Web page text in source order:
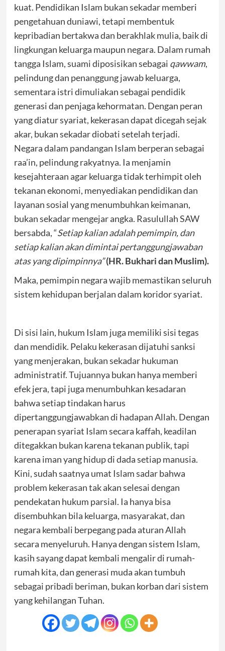
kuat. Pendidikan Islam bukan sekadar memberi
pengetahuan duniawi, tetapi membentuk
kepribadian bertakwa dan berakhlak mulia, baik di
lingkungan keluarga maupun negara. Dalam rumah
tangga Islam, suami diposisikan sebagai qawwam,
pelindung dan penanggung jawab keluarga,
sementara istri dimuliakan sebagai pendidik
generasi dan penjaga kehormatan. Dengan peran
yang diatur syariat, kekerasan dapat dicegah sejak
akar, bukan sekadar diobati setelah terjadi.
Negara dalam pandangan Islam berperan sebagai
raa’in, pelindung rakyatnya. Ia menjamin
kesejahteraan agar keluarga tidak terhimpit oleh
tekanan ekonomi, menyediakan pendidikan dan
layanan sosial yang menumbuhkan keimanan,
bukan sekadar mengejar angka. Rasulullah SAW
bersabda, “Setiap kalian adalah pemimpin, dan
setiap kalian akan dimintai pertanggungjawaban
atas yang dipimpinnya” (HR. Bukhari dan Muslim).
Maka, pemimpin negara wajib memastikan seluruh
sistem kehidupan berjalan dalam koridor syariat.
Di sisi lain, hukum Islam juga memiliki sisi tegas
dan mendidik. Pelaku kekerasan dijatuhi sanksi
yang menjerakan, bukan sekadar hukuman
administratif. Tujuannya bukan hanya memberi
efek jera, tapi juga menumbuhkan kesadaran
bahwa setiap tindakan harus
dipertanggungjawabkan di hadapan Allah. Dengan
penerapan syariat Islam secara kaffah, keadilan
ditegakkan bukan karena tekanan publik, tapi
karena iman yang hidup di dada setiap manusia.
Kini, sudah saatnya umat Islam sadar bahwa
problem kekerasan tak akan selesai dengan
pendekatan hukum parsial. Ia hanya bisa
disembuhkan bila keluarga, masyarakat, dan
negara kembali berpegang pada aturan Allah
secara menyeluruh. Hanya dengan sistem Islam,
kasih sayang dapat kembali mengalir di rumah-
rumah kita, dan generasi muda akan tumbuh
sebagai pribadi beriman, bukan korban dari sistem
yang kehilangan Tuhan.